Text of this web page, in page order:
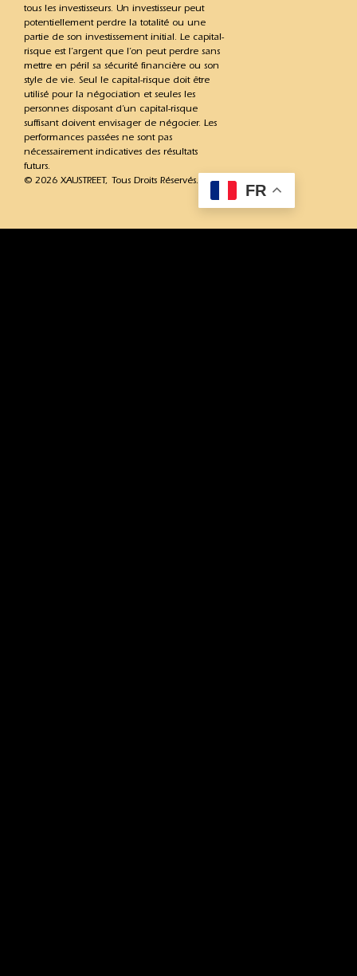
tous les investisseurs. Un investisseur peut
potentiellement perdre la totalité ou une
partie de son investissement initial. Le capital-
risque est l’argent que l’on peut perdre sans
mettre en péril sa sécurité financière ou son
style de vie. Seul le capital-risque doit être
utilisé pour la négociation et seules les
personnes disposant d’un capital-risque
suffisant doivent envisager de négocier. Les
performances passées ne sont pas
nécessairement indicatives des résultats
futurs.
© 2026 XAUSTREET, Tous Droits Réservés.
FR